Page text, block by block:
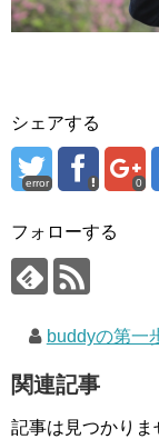
シェアする
error 0
フォローする
buddyの第一
関連記事
記事は見つかりま